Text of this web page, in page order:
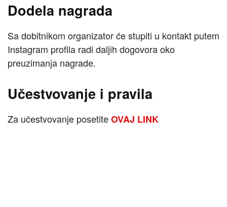
Dodela nagrada
Sa dobitnikom organizator će stupiti u kontakt putem
Instagram profila radi daljih dogovora oko
preuzimanja nagrade.
Učestvovanje i pravila
Za učestvovanje posetiteOVAJ LINK